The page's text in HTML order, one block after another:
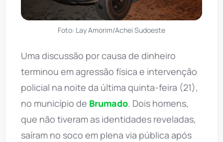
Foto: Lay Amorim/Achei Sudoeste
Uma discussão por causa de dinheiro
terminou em agressão física e intervenção
policial na noite da última quinta-feira (21),
no município de Brumado. Dois homens,
que não tiveram as identidades reveladas,
saíram no soco em plena via pública após